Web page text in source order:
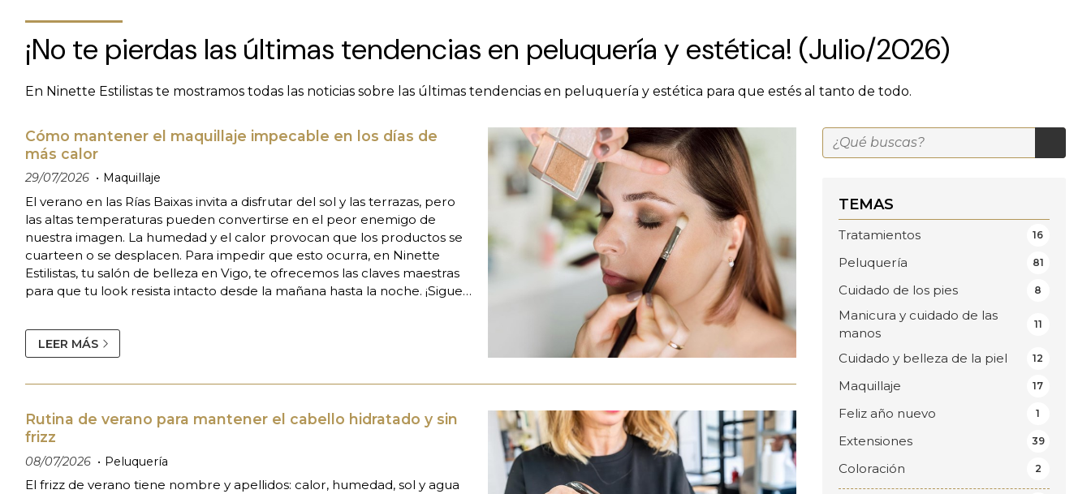
¡No te pierdas las últimas tendencias en peluquería y estética! (Julio/2026)
En Ninette Estilistas te mostramos todas las noticias sobre las últimas tendencias en peluquería y estética para que estés al tanto de todo.
TEMAS
Tratamientos 16
Peluquería 81
Cuidado de los pies 8
Manicura y cuidado de las
manos
11
Cuidado y belleza de la piel 12
Maquillaje 17
Feliz año nuevo 1
Extensiones 39
Coloración 2
Cómo mantener el maquillaje impecable en los días de
más calor
29/07/2026 Maquillaje
El verano en las Rías Baixas invita a disfrutar del sol y las terrazas, pero
las altas temperaturas pueden convertirse en el peor enemigo de
nuestra imagen. La humedad y el calor provocan que los productos se
cuarteen o se desplacen. Para impedir que esto ocurra, en Ninette
Estilistas, tu salón de belleza en Vigo, te ofrecemos las claves maestras
para que tu look resista intacto desde la mañana hasta la noche. ¡Sigue
de un m...
LEER MÁS
Rutina de verano para mantener el cabello hidratado y sin
frizz
08/07/2026 Peluquería
El frizz de verano tiene nombre y apellidos: calor, humedad, sol y agua